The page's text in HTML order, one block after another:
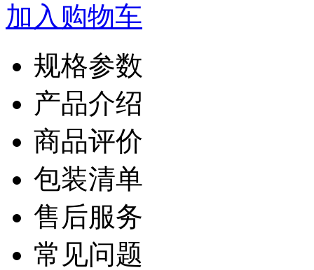
加入购物车
规格参数
产品介绍
商品评价
包装清单
售后服务
常见问题